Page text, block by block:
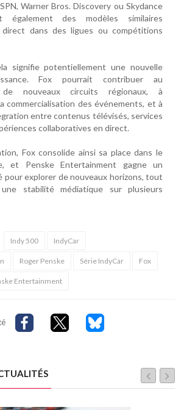
Warner Bros. Discovery ou Skydance
également des modèles similaires
direct dans des ligues ou compétitions
signifie potentiellement une nouvelle
Fox pourrait contribuer au
de nouveaux circuits régionaux, à
commercialisation des événements, et à
entre contenus télévisés, services
collaboratives en direct.
Fox consolide ainsi sa place dans le
et Penske Entertainment gagne un
pour explorer de nouveaux horizons, tout
stabilité médiatique sur plusieurs
Indy 500 IndyCar
Roger Penske Série IndyCar Fox
Entertainment